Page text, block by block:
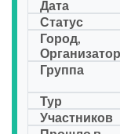
Дата
Статус
Город,
Организатор
Группа
Тур
Участников